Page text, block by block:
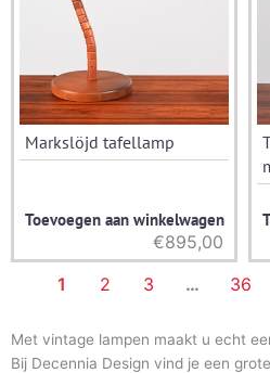
Markslöjd tafellamp
Toevoegen aan winkelwagen
€895,00
1
2 3 … 36
Met vintage lampen maakt u echt
Bij Decennia Design vind je een